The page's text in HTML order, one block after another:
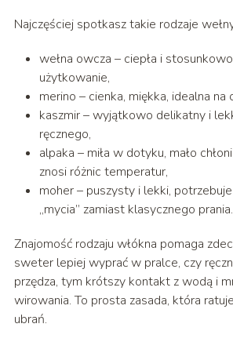
Najczęściej spotkasz takie rodzaje
wełna owcza – ciepła i
użytkowanie,
merino – cienka, miękka, idealna na
kaszmir – wyjątkowo delikatny i
ręcznego,
alpaka – miła w dotyku, mało
znosi różnic temperatur,
moher – puszysty i lekki,
„mycia” zamiast klasycznego prania.
Znajomość rodzaju włókna pomaga
sweter lepiej wyprać w pralce, czy
przędza, tym krótszy kontakt z wodą i
wirowania. To prosta zasada, która
ubrań.